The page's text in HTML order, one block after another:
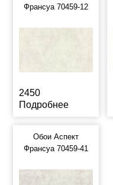
Франсуа 70459-12
2450
Подробнее
Обои Аспект
Франсуа 70459-41